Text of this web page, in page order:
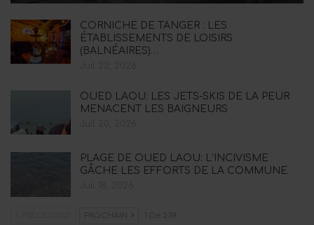
CORNICHE DE TANGER : LES
ÉTABLISSEMENTS DE LOISIRS
(BALNÉAIRES)…
OUED LAOU: LES JETS-SKIS DE LA PEUR
MENACENT LES BAIGNEURS
PLAGE DE OUED LAOU: L’INCIVISME
GÂCHE LES EFFORTS DE LA COMMUNE
PROCHAIN 1 De 239